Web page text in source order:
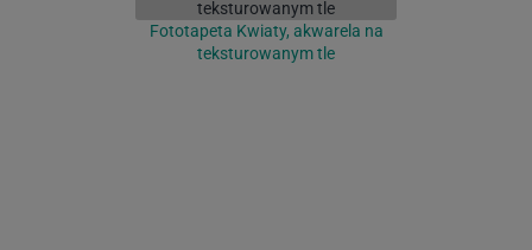
Fototapeta Kwiaty, akwarela na
teksturowanym tle